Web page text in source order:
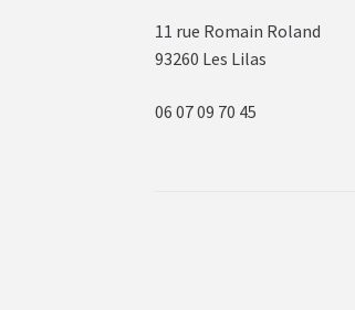
11 rue Romain Roland
93260 Les Lilas
06 07 09 70 45